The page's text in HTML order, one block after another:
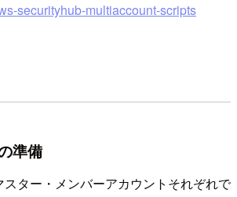
securityhub-multiaccount-scripts
準備
ター・メンバーアカウントそれぞれで